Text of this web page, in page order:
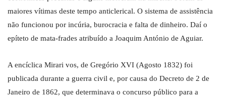
maiores vítimas deste tempo anticlerical. O sistema de assistência
não funcionou por incúria, burocracia e falta de dinheiro. Daí o
epíteto de mata-frades atribuído a Joaquim António de Aguiar.
A encíclica Mirari vos, de Gregório XVI (Agosto 1832) foi
publicada durante a guerra civil e, por causa do Decreto de 2 de
Janeiro de 1862, que determinava o concurso público para a